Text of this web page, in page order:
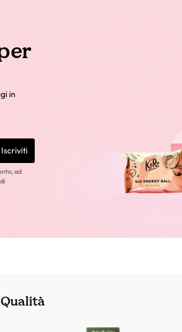
in
Iscriviti
ad
Qualità